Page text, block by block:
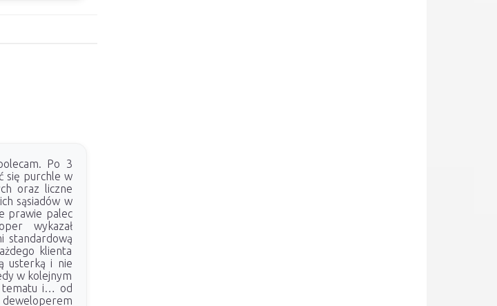
Po 3
się purchle w
oraz liczne
sąsiadów w
prawie palec
wykazał
standardową
klienta
usterką i nie
w kolejnym
tematu i… od